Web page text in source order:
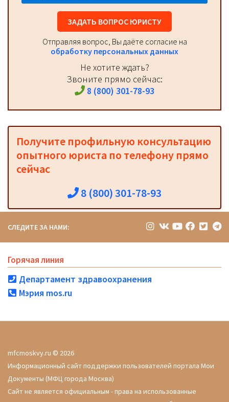
ЗАДАТЬ ВОПРОС ЮРИСТУ
Отправляя вопрос, Вы даёте согласие на
обработку персональных данных
Не хотите ждать?
Звоните прямо сейчас:
8 (800) 301-78-93
Получите профильную консультацию
опытного юриста по телефону прямо
сейчас
8 (800) 301-78-93
СЛЕДИТЕ ЗА НАМИ:
Горячая линия
Департамент здравоохранения
Мэрия mos.ru
mfcmoskvy.ru © 2026
Информационный сайт поддержки пользователей портала Мои
Документы (МФЦ города Москва)
Сайт не является официальным - права на использованные